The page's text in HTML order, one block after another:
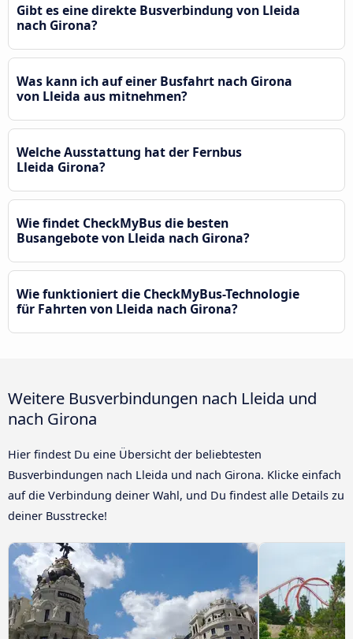
Gibt es eine direkte Busverbindung von Lleida
nach Girona?
Was kann ich auf einer Busfahrt nach Girona
von Lleida aus mitnehmen?
Welche Ausstattung hat der Fernbus
Lleida Girona?
Wie findet CheckMyBus die besten
Busangebote von Lleida nach Girona?
Wie funktioniert die CheckMyBus-Technologie
für Fahrten von Lleida nach Girona?
Weitere Busverbindungen nach Lleida und
nach Girona
Hier findest Du eine Übersicht der beliebtesten
Busverbindungen nach Lleida und nach Girona. Klicke einfach
auf die Verbindung deiner Wahl, und Du findest alle Details zu
deiner Busstrecke!